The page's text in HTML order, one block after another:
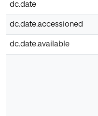
dc.date
dc.date.accessioned
dc.date.available